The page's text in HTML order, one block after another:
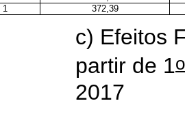
1
372,39
c) Efeitos
partir de 1o
2017